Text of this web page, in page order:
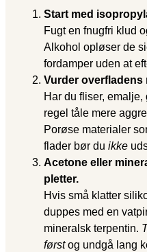
Start med
Fugt en fnugfri klud
Alkohol opløser de
fordamper uden at
Vurder
Har du fliser,
regel tåle mere
Porøse materialer
flader bør du ikke
Acetone eller
pletter.
Hvis små klatter
duppes med en
mineralsk terpentin.
førstog undgå lang